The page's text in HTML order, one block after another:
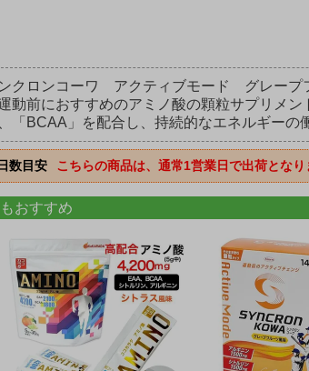
クロンコーワ アクティブモード グレープ
動前におすすめのアミノ酸の顆粒サプリメ
「BCAA」を配合し、持続的なエネルギーの
数目安 こちらの商品は、通常1営業日で出荷となり
おすすめ